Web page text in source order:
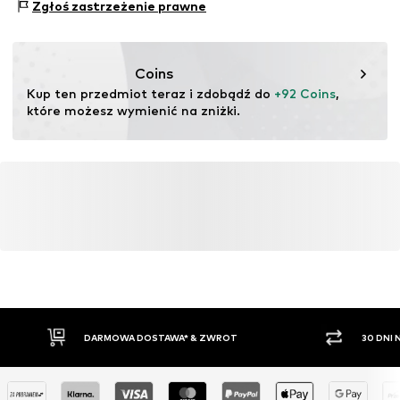
(pre- lub postkonsumenckie). Korzystanie z materiałów
zapotrzebowanie na surowce, uniknąć odpadów i chronić
Więcej
Zgłoś zastrzeżenie prawne
Coins
Kup ten przedmiot teraz i zdobądź do +92 Coins,
które możesz wymienić na zniżki.
DARMOWA DOSTAWA* & ZWROT 30 DNI